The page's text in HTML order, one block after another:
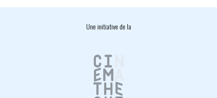
Une initiative de la